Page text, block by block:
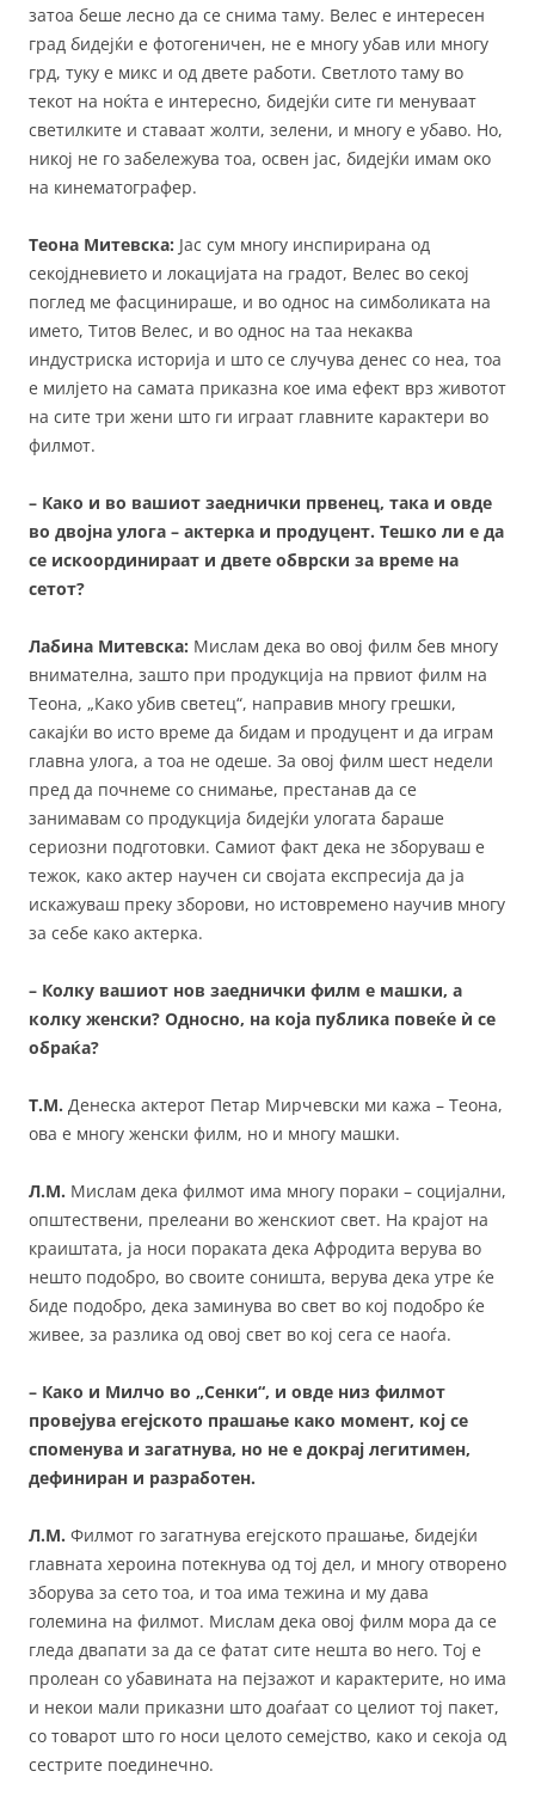
затоа беше лесно да се снима таму. Велес е интересен
град бидејќи е фотогеничен, не е многу убав или многу
грд, туку е микс и од двете работи. Светлото таму во
текот на ноќта е интересно, бидејќи сите ги менуваат
светилките и ставаат жолти, зелени, и многу е убаво. Но,
никој не го забележува тоа, освен јас, бидејќи имам око
на кинематографер.
Теона Митевска: Јас сум многу инспирирана од
секојдневието и локацијата на градот, Велес во секој
поглед ме фасцинираше, и во однос на симболиката на
името, Титов Велес, и во однос на таа некаква
индустриска историја и што се случува денес со неа, тоа
е милјето на самата приказна кое има ефект врз животот
на сите три жени што ги играат главните карактери во
филмот.
– Како и во вашиот заеднички првенец, така и овде
во двојна улога – актерка и продуцент. Тешко ли е да
се искоординираат и двете обврски за време на
сетот?
Лабина Митевска: Мислам дека во овој филм бев многу
внимателна, зашто при продукција на првиот филм на
Теона, „Како убив светец“, направив многу грешки,
сакајќи во исто време да бидам и продуцент и да играм
главна улога, а тоа не одеше. За овој филм шест недели
пред да почнеме со снимање, престанав да се
занимавам со продукција бидејќи улогата бараше
сериозни подготовки. Самиот факт дека не зборуваш е
тежок, како актер научен си својата експресија да ја
искажуваш преку зборови, но истовремено научив многу
за себе како актерка.
– Колку вашиот нов заеднички филм е машки, а
колку женски? Односно, на која публика повеќе ѝ се
обраќа?
Т.М. Денеска актерот Петар Мирчевски ми кажа – Теона,
ова е многу женски филм, но и многу машки.
Л.М. Мислам дека филмот има многу пораки – социјални,
општествени, прелеани во женскиот свет. На крајот на
краиштата, ја носи пораката дека Афродита верува во
нешто подобро, во своите соништа, верува дека утре ќе
биде подобро, дека заминува во свет во кој подобро ќе
живее, за разлика од овој свет во кој сега се наоѓа.
– Како и Милчо во „Сенки“, и овде низ филмот
провејува егејското прашање како момент, кој се
споменува и загатнува, но не е докрај легитимен,
дефиниран и разработен.
Л.М. Филмот го загатнува егејското прашање, бидејќи
главната хероина потекнува од тој дел, и многу отворено
зборува за сето тоа, и тоа има тежина и му дава
големина на филмот. Мислам дека овој филм мора да се
гледа двапати за да се фатат сите нешта во него. Тој е
пролеан со убавината на пејзажот и карактерите, но има
и некои мали приказни што доаѓаат со целиот тој пакет,
со товарот што го носи целото семејство, како и секоја од
сестрите поединечно.